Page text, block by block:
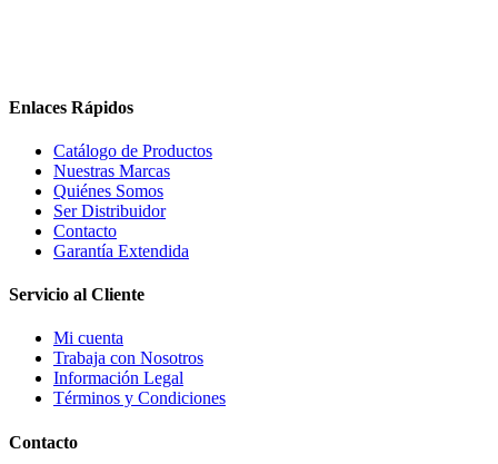
Enlaces Rápidos
Catálogo de Productos
Nuestras Marcas
Quiénes Somos
Ser Distribuidor
Contacto
Garantía Extendida
Servicio al Cliente
Mi cuenta
Trabaja con Nosotros
Información Legal
Términos y Condiciones
Contacto